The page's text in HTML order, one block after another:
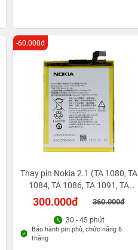
Thay pin Nokia 2.1 (TA 1080, TA
1084, TA 1086, TA 1091, TA
1093)
300.000đ 360.000đ
-60.000đ
30 - 45 phút
Bảo hành pin phù, chức năng 6
tháng